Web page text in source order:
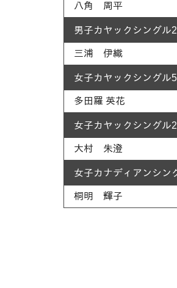
八角 周平
男子カヤックシングル
三浦 伊織
女子カヤックシングル
多田羅 英花
女子カヤックシングル
大村 朱澄
女子カナディアンシン
桐明 輝子